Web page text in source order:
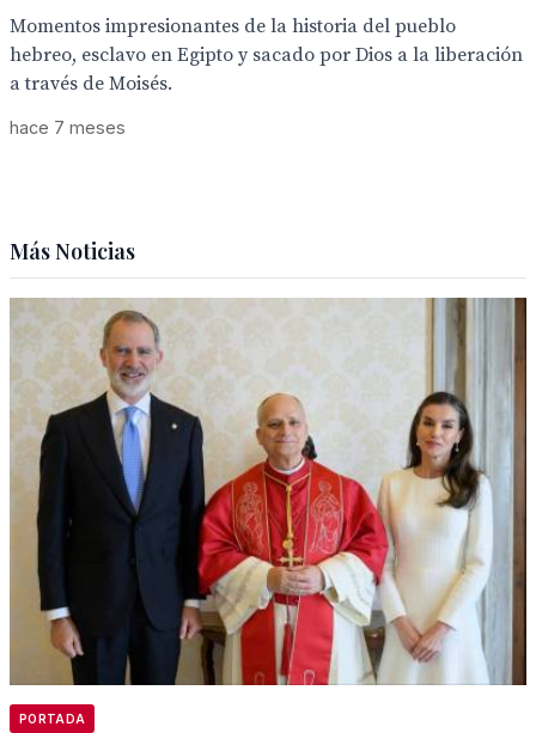
Momentos impresionantes de la historia del pueblo
hebreo, esclavo en Egipto y sacado por Dios a la liberación
a través de Moisés.
hace 7 meses
Más Noticias
PORTADA